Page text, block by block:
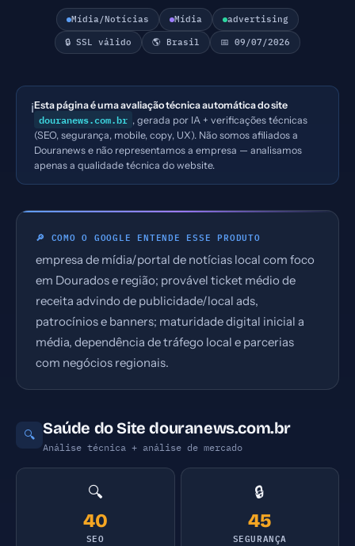
Mídia/Notícias Mídia advertising
🔒 SSL válido 🌎 Brasil 📅 09/07/2026
ℹ️Esta página é uma avaliação técnica automática do site
douranews.com.br , gerada por IA + verificações técnicas
(SEO, segurança, mobile, copy, UX). Não somos afiliados a
Douranews e não representamos a empresa — analisamos
apenas a qualidade técnica do website.
🔎 COMO O GOOGLE ENTENDE ESSE PRODUTO
empresa de mídia/portal de notícias local com foco
em Dourados e região; provável ticket médio de
receita advindo de publicidade/local ads,
patrocínios e banners; maturidade digital inicial a
média, dependência de tráfego local e parcerias
com negócios regionais.
🔍 Saúde do Site douranews.com.br
Análise técnica + análise de mercado
🔍
40
SEO
🔒
45
SEGURANÇA